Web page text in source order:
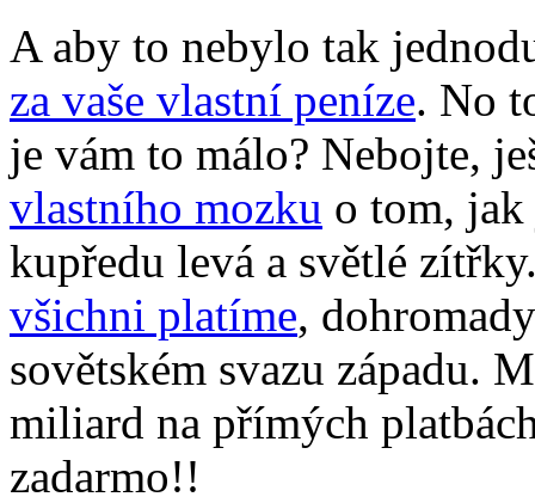
A aby to nebylo tak
za vaše vlastní peníze. No
je vám to málo? Nebojte,
vlastního mozku o tom,
kupředu levá a světlé
všichni platíme,
sovětském svazu západu.
miliard na přímých
zadarmo!!